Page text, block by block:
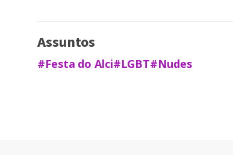
Assuntos
#Festa do Alci#LGBT#Nudes